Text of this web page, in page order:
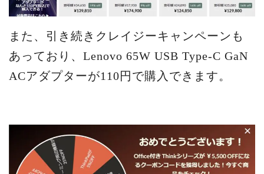
また、引き続きクレイジーキャンペーンも
あっており、Lenovo 65W USB Type-C GaN
ACアダプターが110円で購入できます。